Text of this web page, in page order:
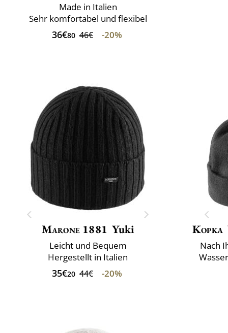
Made in Italien
Sehr komfortabel und flexibel
36€80 46€ -20%
Marone 1881 Yuki
Leicht und Bequem
Hergestellt in Italien
35€20 44€ -20%
Kopka
Nach